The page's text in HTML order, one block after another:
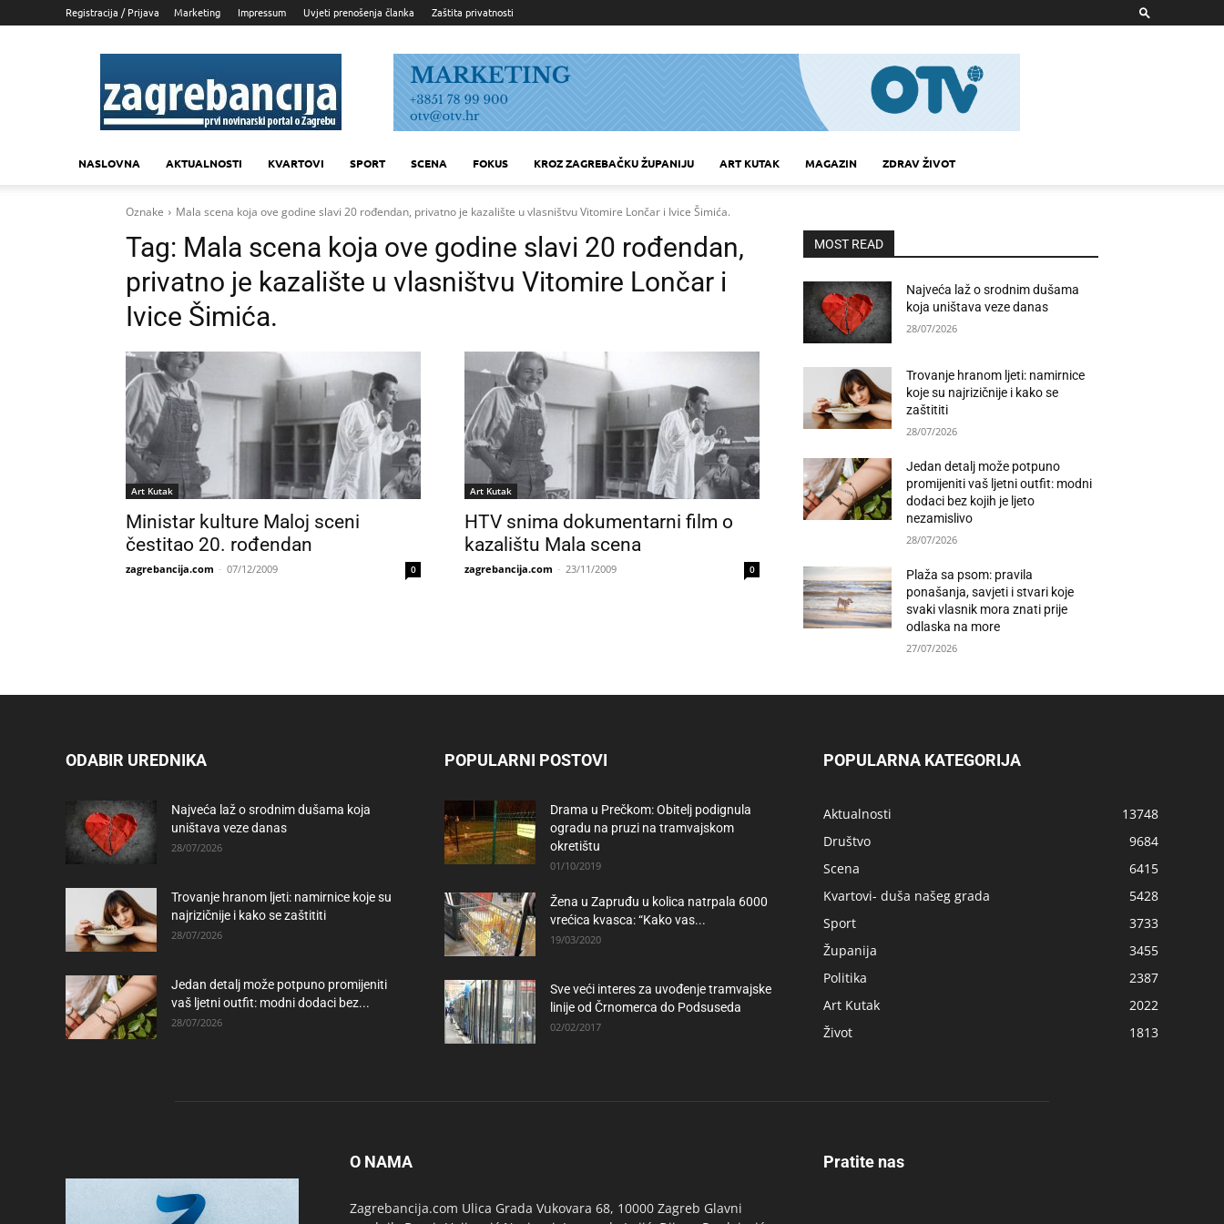
Registracija / Prijava Marketing Impressum Uvjeti prenošenja članka Zaštita privatnosti
Zagrebancija
NASLOVNA AKTUALNOSTI KVARTOVI SPORT SCENA FOKUS KROZ ZAGREBAČKU ŽUPANIJU ART KUTAK MAGAZIN ZDRAV ŽIVOT
Oznake Mala scena koja ove godine slavi 20 rođendan, privatno je kazalište u vlasništvu Vitomire Lončar i Ivice Šimića.
Tag: Mala scena koja ove godine slavi 20 rođendan,
privatno je kazalište u vlasništvu Vitomire Lončar i
Ivice Šimića.
Art Kutak
Ministar kulture Maloj sceni
čestitao 20. rođendan
zagrebancija.com - 07/12/2009 0
Art Kutak
HTV snima dokumentarni film o
kazalištu Mala scena
zagrebancija.com - 23/11/2009 0
MOST READ
Najveća laž o srodnim dušama
koja uništava veze danas
28/07/2026
Trovanje hranom ljeti: namirnice
koje su najrizičnije i kako se
zaštititi
28/07/2026
Jedan detalj može potpuno
promijeniti vaš ljetni outfit: modni
dodaci bez kojih je ljeto
nezamislivo
28/07/2026
Plaža sa psom: pravila
ponašanja, savjeti i stvari koje
svaki vlasnik mora znati prije
odlaska na more
27/07/2026
ODABIR UREDNIKA
Najveća laž o srodnim dušama koja
uništava veze danas
28/07/2026
Trovanje hranom ljeti: namirnice koje su
najrizičnije i kako se zaštititi
28/07/2026
Jedan detalj može potpuno promijeniti
vaš ljetni outfit: modni dodaci bez...
28/07/2026
POPULARNI POSTOVI
Drama u Prečkom: Obitelj podignula
ogradu na pruzi na tramvajskom
okretištu
01/10/2019
Žena u Zapruđu u kolica natrpala 6000
vrećica kvasca: “Kako vas...
19/03/2020
Sve veći interes za uvođenje tramvajske
linije od Črnomerca do Podsuseda
02/02/2017
POPULARNA KATEGORIJA
Aktualnosti
13748
Društvo
9684
Scena
6415
Kvartovi- duša našeg grada
5428
Sport
3733
Županija
3455
Politika
2387
Art Kutak
2022
Život
1813
O NAMA
Zagrebancija.com Ulica Grada Vukovara 68, 10000 Zagreb Glavni
Pratite nas